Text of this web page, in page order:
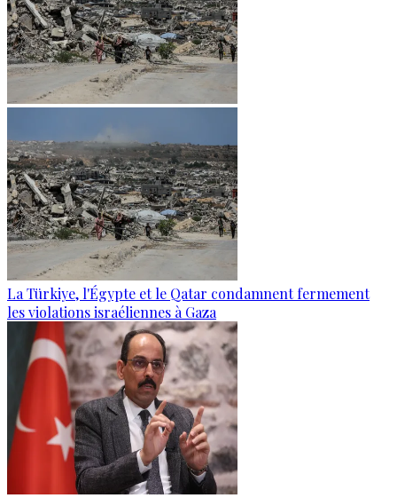
La Türkiye, l'Égypte et le Qatar condamnent fermement
les violations israéliennes à Gaza